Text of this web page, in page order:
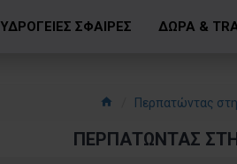
ΥΔΡΟΓΕΙΕΣ ΣΦΑΙΡΕΣ ΔΩΡΑ &
Περπατώντας
ΠΕΡΠΑΤΏΝΤΑΣ